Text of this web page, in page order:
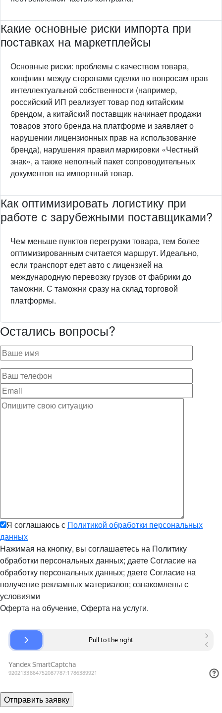
Какие основные риски импорта при
поставках на маркетплейсы
Основные риски: проблемы с качеством товара,
конфликт между сторонами сделки по вопросам прав
интеллектуальной собственности (например,
российский ИП реализует товар под китайским
брендом, а китайский поставщик начинает продажи
товаров этого бренда на платформе и заявляет о
нарушении лицензионных прав на использование
бренда), нарушения правил маркировки «Честный
знак», а также неполный пакет сопроводительных
документов на импортный товар.
Как оптимизировать логистику при
работе с зарубежными поставщиками?
Чем меньше пунктов перегрузки товара, тем более
оптимизированным считается маршрут. Идеально,
если транспорт едет авто с лицензией на
международную перевозку грузов от фабрики до
таможни. С таможни сразу на склад торговой
платформы.
Остались вопросы?
Я соглашаюсь с Политикой обработки персональных
данных
Нажимая на кнопку, вы соглашаетесь на Политику
обработки персональных данных; даете Согласие на
обработку персональных данных; даете Согласие на
получение рекламных материалов; ознакомлены с
условиями
Оферта на обучение, Оферта на услуги.